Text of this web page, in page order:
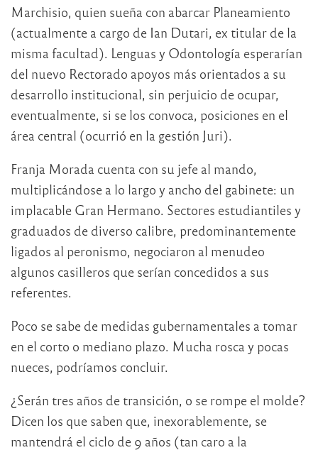
Marchisio, quien sueña con abarcar Planeamiento
(actualmente a cargo de Ian Dutari, ex titular de la
misma facultad). Lenguas y Odontología esperarían
del nuevo Rectorado apoyos más orientados a su
desarrollo institucional, sin perjuicio de ocupar,
eventualmente, si se los convoca, posiciones en el
área central (ocurrió en la gestión Juri).
Franja Morada cuenta con su jefe al mando,
multiplicándose a lo largo y ancho del gabinete: un
implacable Gran Hermano. Sectores estudiantiles y
graduados de diverso calibre, predominantemente
ligados al peronismo, negociaron al menudeo
algunos casilleros que serían concedidos a sus
referentes.
Poco se sabe de medidas gubernamentales a tomar
en el corto o mediano plazo. Mucha rosca y pocas
nueces, podríamos concluir.
¿Serán tres años de transición, o se rompe el molde?
Dicen los que saben que, inexorablemente, se
mantendrá el ciclo de 9 años (tan caro a la